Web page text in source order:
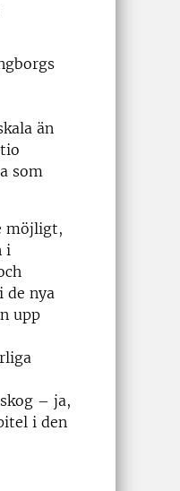
än
som
möjligt,
i
de nya
upp
– ja,
i den